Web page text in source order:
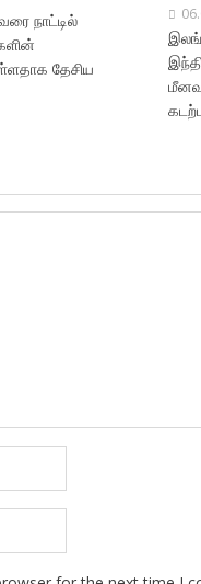
நாட்டில்
தேசிய